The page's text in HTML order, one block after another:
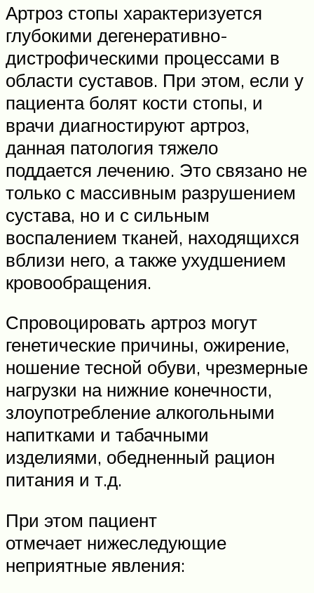
Артроз стопы характеризуется
глубокими дегенеративно-
дистрофическими процессами в
области суставов. При этом, если у
пациента болят кости стопы, и
врачи диагностируют артроз,
данная патология тяжело
поддается лечению. Это связано не
только с массивным разрушением
сустава, но и с сильным
воспалением тканей, находящихся
вблизи него, а также ухудшением
кровообращения.
Спровоцировать артроз могут
генетические причины, ожирение,
ношение тесной обуви, чрезмерные
нагрузки на нижние конечности,
злоупотребление алкогольными
напитками и табачными
изделиями, обедненный рацион
питания и т.д.
При этом пациент
отмечает нижеследующие
неприятные явления: